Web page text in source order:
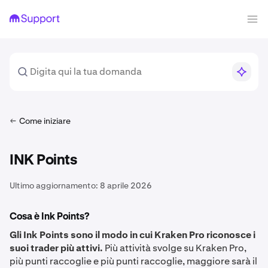
Come iniziare
INK Points
Ultimo aggiornamento: 8 aprile 2026
Cosa è Ink Points?
Gli Ink Points sono il modo in cui Kraken Pro riconosce i
suoi trader più attivi. Più attività svolge su Kraken Pro,
più punti raccoglie e più punti raccoglie, maggiore sarà il